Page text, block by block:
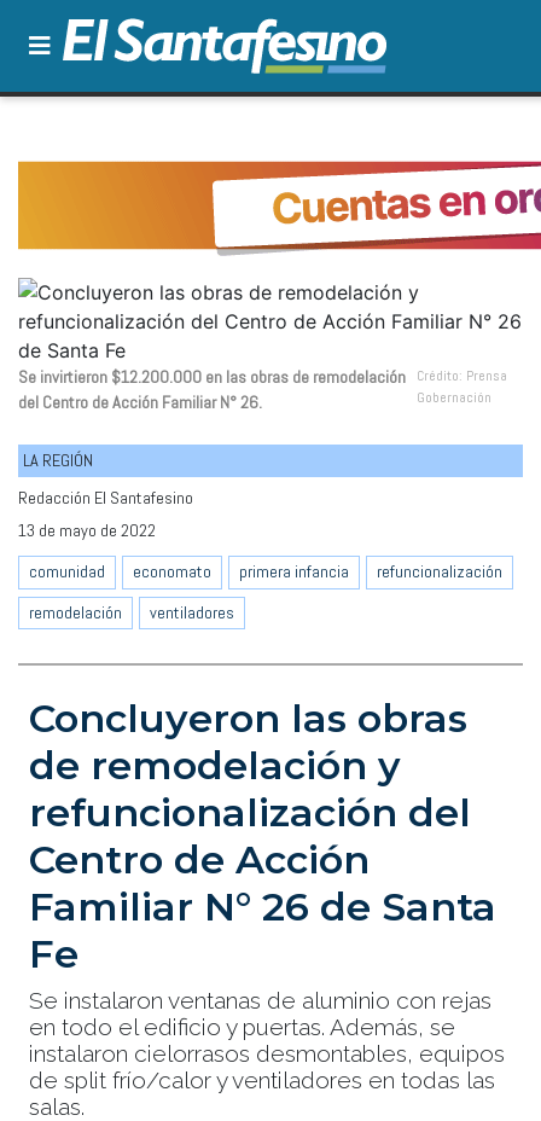
Se invirtieron $12.200.000 en las obras de remodelación
del Centro de Acción Familiar N° 26.
Crédito: Prensa
Gobernación
LA REGIÓN
Redacción El Santafesino
13 de mayo de 2022
comunidad
economato primera infancia
refuncionalización
remodelación
ventiladores
Concluyeron las obras
de remodelación y
refuncionalización del
Centro de Acción
Familiar N° 26 de Santa
Fe
Se instalaron ventanas de aluminio con rejas
en todo el edificio y puertas. Además, se
instalaron cielorrasos desmontables, equipos
de split frío/calor y ventiladores en todas las
salas.